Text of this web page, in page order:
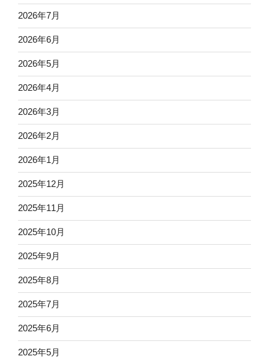
2026年7月
2026年6月
2026年5月
2026年4月
2026年3月
2026年2月
2026年1月
2025年12月
2025年11月
2025年10月
2025年9月
2025年8月
2025年7月
2025年6月
2025年5月